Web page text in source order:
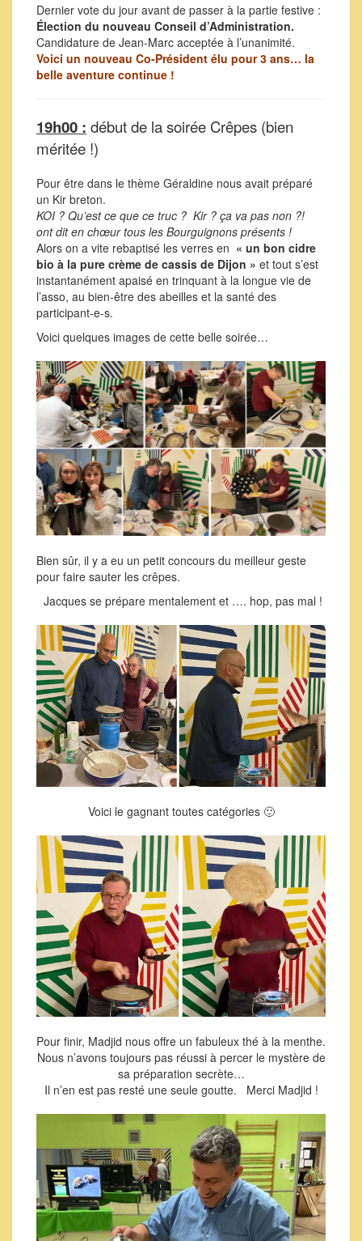
Dernier vote du jour avant de passer à la partie festive :
Élection du nouveau Conseil d’Administration.
Candidature de Jean-Marc acceptée à l’unanimité.
Voici un nouveau Co-Président élu pour 3 ans… la
belle aventure continue !
19h00 : début de la soirée Crêpes (bien
méritée !)
Pour être dans le thème Géraldine nous avait préparé
un Kir breton.
KOI ? Qu’est ce que ce truc ? Kir ? ça va pas non ?!
ont dit en chœur tous les Bourguignons présents !
Alors on a vite rebaptisé les verres en « un bon cidre
bio à la pure crème de cassis de Dijon » et tout s’est
instantanément apaisé en trinquant à la longue vie de
l’asso, au bien-être des abeilles et la santé des
participant-e-s.
Voici quelques images de cette belle soirée…
Bien sûr, il y a eu un petit concours du meilleur geste
pour faire sauter les crêpes.
Jacques se prépare mentalement et …. hop, pas mal !
Voici le gagnant toutes catégories 🙂
Pour finir, Madjid nous offre un fabuleux thé à la menthe.
Nous n’avons toujours pas réussi à percer le mystère de
sa préparation secrète…
Il n’en est pas resté une seule goutte. Merci Madjid !